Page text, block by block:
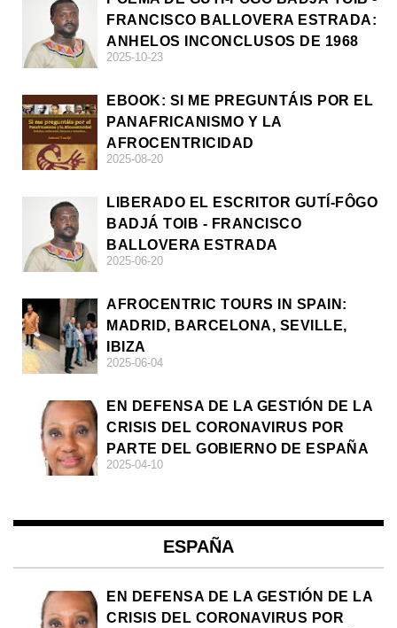
FRANCISCO BALLOVERA ESTRADA:
ANHELOS INCONCLUSOS DE 1968
2025-10-23
EBOOK: SI ME PREGUNTÁIS POR EL
PANAFRICANISMO Y LA
AFROCENTRICIDAD
2025-08-20
LIBERADO EL ESCRITOR GUTÍ-FÔGO
BADJÁ TOIB - FRANCISCO
BALLOVERA ESTRADA
2025-06-20
AFROCENTRIC TOURS IN SPAIN:
MADRID, BARCELONA, SEVILLE,
IBIZA
2025-06-04
EN DEFENSA DE LA GESTIÓN DE LA
CRISIS DEL CORONAVIRUS POR
PARTE DEL GOBIERNO DE ESPAÑA
2025-04-10
ESPAÑA
EN DEFENSA DE LA GESTIÓN DE LA
CRISIS DEL CORONAVIRUS POR